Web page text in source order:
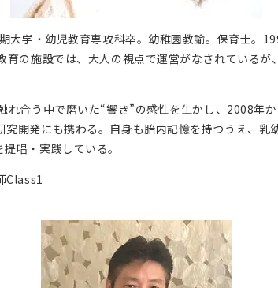
学・幼児教育専攻科卒。幼稚園教諭。保育士。
の施設では、大人の視点で運営がなされている
合う中で磨いた“響き”の感性を生かし、2008年
開発にも携わる。自身も胎内記憶を持つうえ、
唱・実践している。
Class1